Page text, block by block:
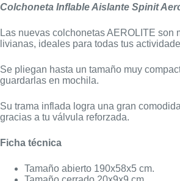
Colchoneta Inflable Aislante Spinit
Las nuevas colchonetas AEROLITE son
livianas, ideales para todas tus
Se pliegan hasta un tamaño muy
guardarlas en mochila.
Su trama inflada logra una gran
gracias a tu válvula reforzada.
Ficha técnica
Tamaño abierto 190x58x5 cm.